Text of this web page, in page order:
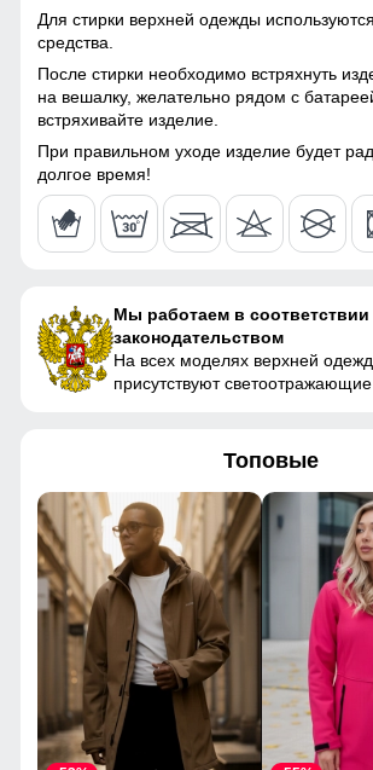
Карманы служат местом хранения
Водонепроницаемость: 10 000
Ткань полукомбинезона обработана
пропиткой снаружи и антибактериальной
Водонепроницаемая мембрана
превосходную защиту при мокром снеге
дожде и оперативно отводит влагу от тела
сохраняя тепло и комфорт.
Ткань полукомбинезона обработана
пропиткой снаружи и антибактериальной
Особенность ткани
ткань
Утеплитель, гр
Конструктивные
Покрой
Прямой
Тип кармана
Прорезной
молнии
Опции полукомбинезона Съемный
Внутренние швы Проклеены
Вид застежки
Защелка/
Липучки/
Особенности модели
Дышищая
Дизайн и стиль
Для стирки верхней одежды
средства.
После стирки необходимо встряхнуть
на вешалку, желательно рядом с
встряхивайте изделие.
При правильном уходе изделие будет
долгое время!
Мы работаем в соответствии
законодательством
На всех моделях верхней
присутствуют
Топовые